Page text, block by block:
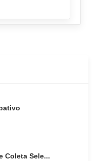
Coleta Sele...